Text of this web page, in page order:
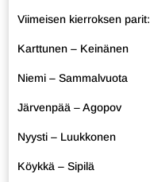
Viimeisen kierroksen parit:
Karttunen – Keinänen
Niemi – Sammalvuota
Järvenpää – Agopov
Nyysti – Luukkonen
Köykkä – Sipilä